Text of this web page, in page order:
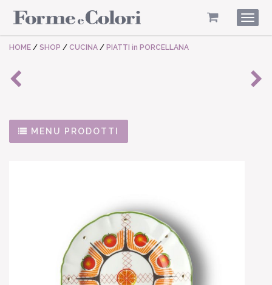
HOME / SHOP / CUCINA / PIATTI in PORCELLANA
MENU PRODOTTI